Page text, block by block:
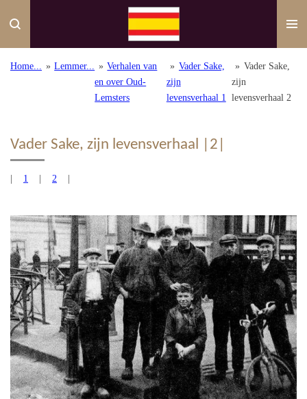
direct
de
Home... » Lemmer... » Verhalen van
en over Oud-
Lemsters
» Vader Sake,
zijn
levensverhaal 1
» Vader Sake,
zijn
levensverhaal 2
Vader Sake, zijn levensverhaal |2|
1 2